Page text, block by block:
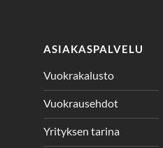
ASIAKASPALVELU
Vuokrakalusto
Vuokrausehdot
Yrityksen tarina